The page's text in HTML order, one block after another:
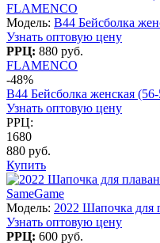
FLAMENCO
Модель: B44 Бейсболка
Узнать оптовую цену
РРЦ: 880 руб.
FLAMENCO
-48%
B44 Бейсболка женская
Узнать оптовую цену
РРЦ:
1680
880 руб.
Купить
SameGame
Модель: 2022 Шапочка для
Узнать оптовую цену
РРЦ: 600 руб.